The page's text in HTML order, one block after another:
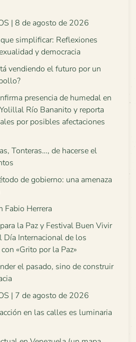
| 8 de agosto de 2026
simplificar: Reflexiones
y democracia
vendiendo el futuro por un
presencia de humedal en
Río Bananito y reporta
por posibles afectaciones
Tonteras…, de hacerse el
de gobierno: una amenaza
Fabio Herrera
la Paz y Festival Buen Vivir
Día Internacional de los
«Grito por la Paz»
el pasado, sino de construir
| 7 de agosto de 2026
en las calles es luminaria